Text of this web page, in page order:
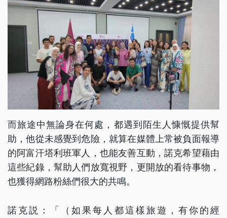
而旅途中無論身在何處，都遇到陌生人慷慨提供幫
助，他從未感覺到危險，就算在媒體上常被負面報導
的阿富汗塔利班軍人，也能友善互動，諾克希望藉由
這些紀錄，幫助人們放寬視野，更開放的看待事物，
也獲得網路粉絲們很大的共鳴。
諾克説：「（如果每人都這樣旅遊，有你的經